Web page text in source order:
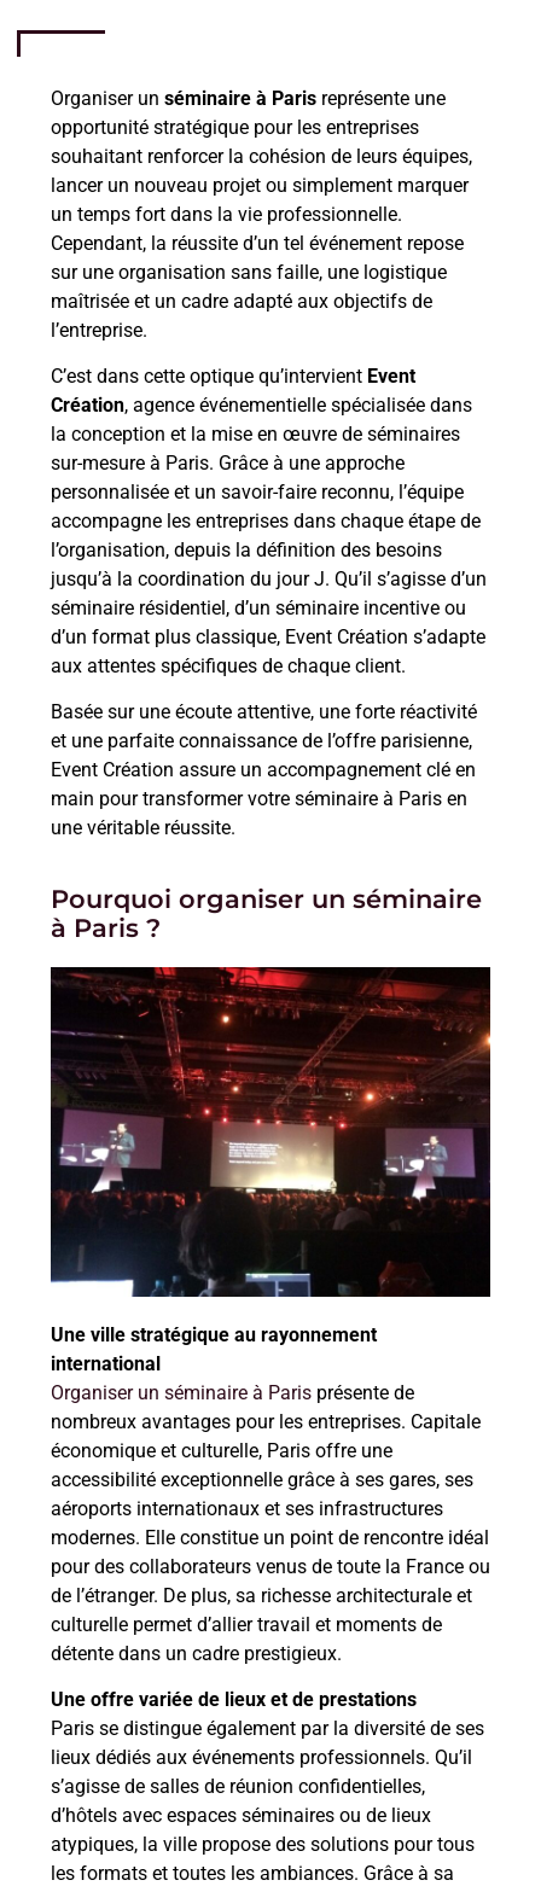
Organiser un séminaire à Paris représente une
opportunité stratégique pour les entreprises
souhaitant renforcer la cohésion de leurs équipes,
lancer un nouveau projet ou simplement marquer
un temps fort dans la vie professionnelle.
Cependant, la réussite d’un tel événement repose
sur une organisation sans faille, une logistique
maîtrisée et un cadre adapté aux objectifs de
l’entreprise.
C’est dans cette optique qu’intervient Event
Création, agence événementielle spécialisée dans
la conception et la mise en œuvre de séminaires
sur-mesure à Paris. Grâce à une approche
personnalisée et un savoir-faire reconnu, l’équipe
accompagne les entreprises dans chaque étape de
l’organisation, depuis la définition des besoins
jusqu’à la coordination du jour J. Qu’il s’agisse d’un
séminaire résidentiel, d’un séminaire incentive ou
d’un format plus classique, Event Création s’adapte
aux attentes spécifiques de chaque client.
Basée sur une écoute attentive, une forte réactivité
et une parfaite connaissance de l’offre parisienne,
Event Création assure un accompagnement clé en
main pour transformer votre séminaire à Paris en
une véritable réussite.
Pourquoi organiser un séminaire
à Paris ?
Une ville stratégique au rayonnement
international
Organiser un séminaire à Paris présente de
nombreux avantages pour les entreprises. Capitale
économique et culturelle, Paris offre une
accessibilité exceptionnelle grâce à ses gares, ses
aéroports internationaux et ses infrastructures
modernes. Elle constitue un point de rencontre idéal
pour des collaborateurs venus de toute la France ou
de l’étranger. De plus, sa richesse architecturale et
culturelle permet d’allier travail et moments de
détente dans un cadre prestigieux.
Une offre variée de lieux et de prestations
Paris se distingue également par la diversité de ses
lieux dédiés aux événements professionnels. Qu’il
s’agisse de salles de réunion confidentielles,
d’hôtels avec espaces séminaires ou de lieux
atypiques, la ville propose des solutions pour tous
les formats et toutes les ambiances. Grâce à sa